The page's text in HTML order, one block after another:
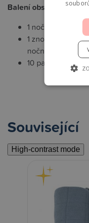
Balení obsahuje:
1 nočník
1
nočníku
10 parfémovaných
Související
High-contrast mode